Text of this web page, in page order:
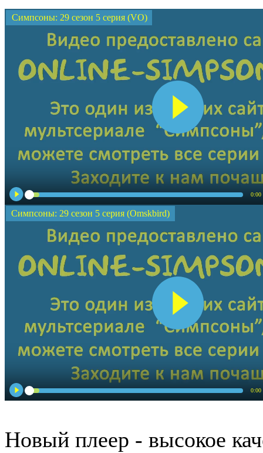
Симпсоны: 29 сезон 5 серия (VO)
0:00
Симпсоны: 29 сезон 5 серия (Omskbird)
0:00
Новый плеер - высокое